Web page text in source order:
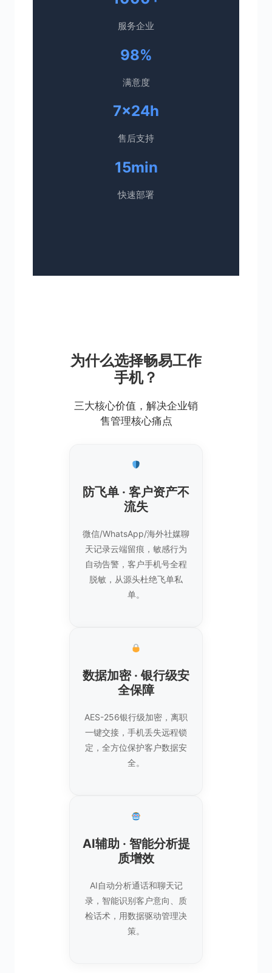
服务企业
98%
满意度
7×24h
售后支持
15min
快速部署
为什么选择畅易工作
手机？
三大核心价值，解决企业销
售管理核心痛点
防飞单 · 客户资产不
流失
微信/WhatsApp/海外社媒聊
天记录云端留痕，敏感行为
自动告警，客户手机号全程
脱敏，从源头杜绝飞单私
单。
数据加密 · 银行级安
全保障
AES-256银行级加密，离职
一键交接，手机丢失远程锁
定，全方位保护客户数据安
全。
AI辅助 · 智能分析提
质增效
AI自动分析通话和聊天记
录，智能识别客户意向、质
检话术，用数据驱动管理决
策。